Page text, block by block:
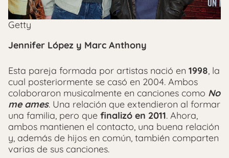
Getty
Jennifer López y Marc Anthony
Esta pareja formada por artistas nació en 1998 , la
cual posteriormente se casó en 2004. Ambos
colaboraron musicalmente en canciones como No
me ames. Una relación que extendieron al formar
una familia, pero que finalizó en 2011. Ahora,
ambos mantienen el contacto, una buena relación
y, además de hijos en común, también comparten
varias de sus canciones.